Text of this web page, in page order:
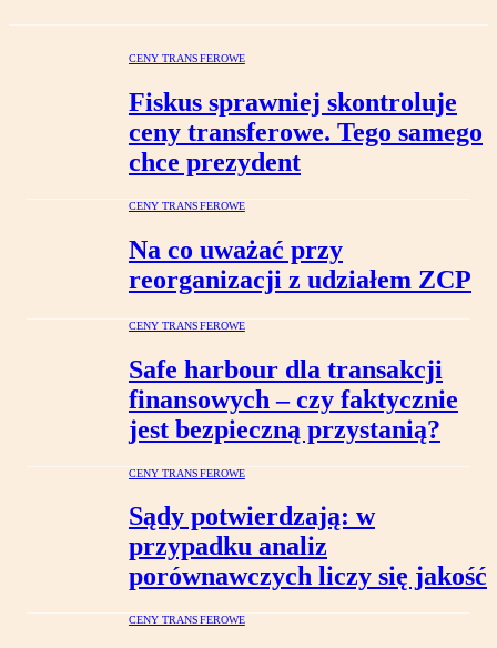
CENY TRANSFEROWE
Fiskus sprawniej skontroluje
ceny transferowe. Tego samego
chce prezydent
CENY TRANSFEROWE
Na co uważać przy
reorganizacji z udziałem ZCP
CENY TRANSFEROWE
Safe harbour dla transakcji
finansowych – czy faktycznie
jest bezpieczną przystanią?
CENY TRANSFEROWE
Sądy potwierdzają: w
przypadku analiz
porównawczych liczy się jakość
CENY TRANSFEROWE